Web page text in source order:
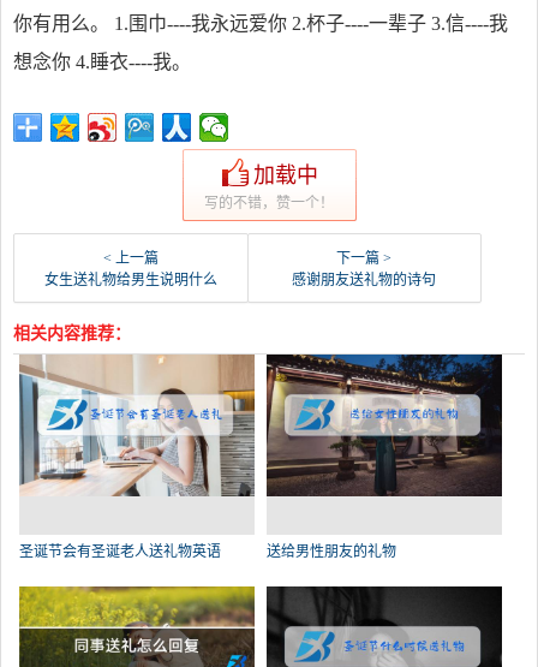
你有用么。 1.围巾----我永远爱你­ 2.杯子----一辈子­ 3.信----我
想念你­ 4.睡衣----我。
加载中
写的不错，赞一个！
< 上一篇
女生送礼物给男生说明什么
下一篇 >
感谢朋友送礼物的诗句
相关内容推荐：
圣诞节会有圣诞老人送礼物英语 送给男性朋友的礼物